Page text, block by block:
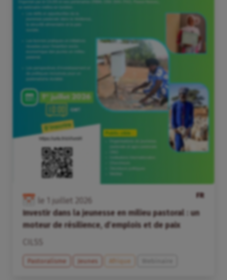
FR
le juillet
Investir dans la jeunesse en milieu pastoral : un
moteur de résilience, d’emplois et de paix
Pastoralisme Jeunes Afrique